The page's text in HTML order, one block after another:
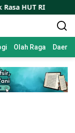
RI
Olah Raga Daerah